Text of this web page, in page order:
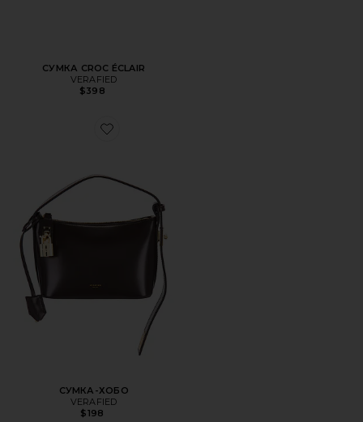
СУМКА CROC ÉCLAIR
VERAFIED
$398
Favorite СУМКА-ХОБО
СУМКА-ХОБО
VERAFIED
$198